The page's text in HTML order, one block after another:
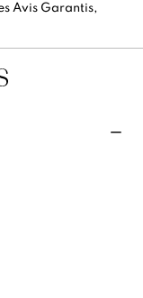
Avis Garantis,